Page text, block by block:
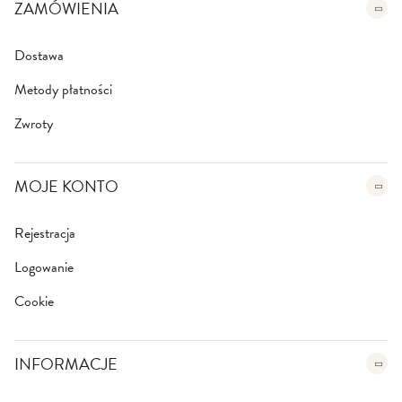
rZAMÓWIENIA
Dostawa
Metody płatności
Zwroty
MOJE KONTO
Rejestracja
Logowanie
Cookie
INFORMACJE